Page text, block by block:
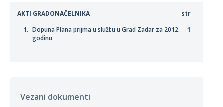
AKTI GRADONAČELNIKA
str
1
Dopuna Plana prijma u službu u Grad Zadar za 2012.
godinu
Vezani dokumenti